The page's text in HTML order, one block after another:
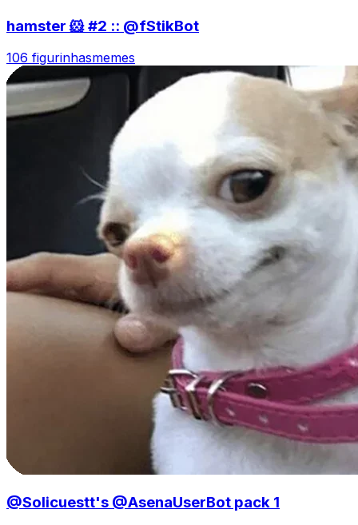
hamster 🐹 #2 :: @fStikBot
106 figurinhasmemes
@Solicuestt's @AsenaUserBot pack 1